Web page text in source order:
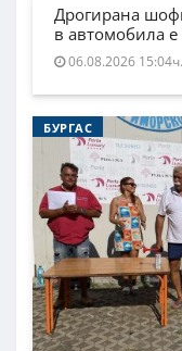
Дрогирана
в автомобила
06.08.2026 15:04ч.
БУРГАС